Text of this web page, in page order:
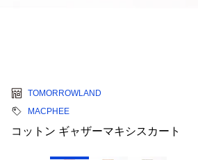
TOMORROWLAND
MACPHEE
コットン ギャザーマキシスカート